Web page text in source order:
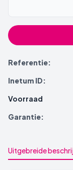
Referentie:
Inetum ID:
Voorraad
Garantie:
Uitgebreide